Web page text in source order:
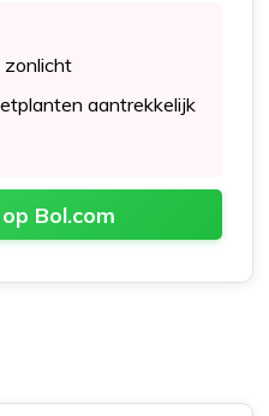
zonlicht
aantrekkelijk
Bol.com